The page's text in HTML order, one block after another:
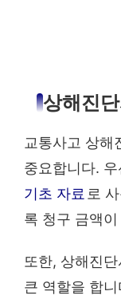
상해진
교통사고 상해
중요합니다.
기초 자료 로
록 청구 금액
또한, 상해진
큰 역할을 합